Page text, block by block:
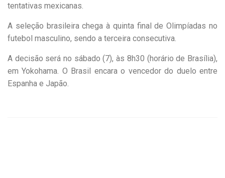
tentativas mexicanas.
A seleção brasileira chega à quinta final de Olimpíadas no
futebol masculino, sendo a terceira consecutiva.
A decisão será no sábado (7), às 8h30 (horário de Brasília),
em Yokohama. O Brasil encara o vencedor do duelo entre
Espanha e Japão.